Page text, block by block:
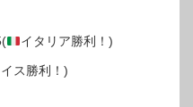
イタリア勝利！)
ス勝利！)